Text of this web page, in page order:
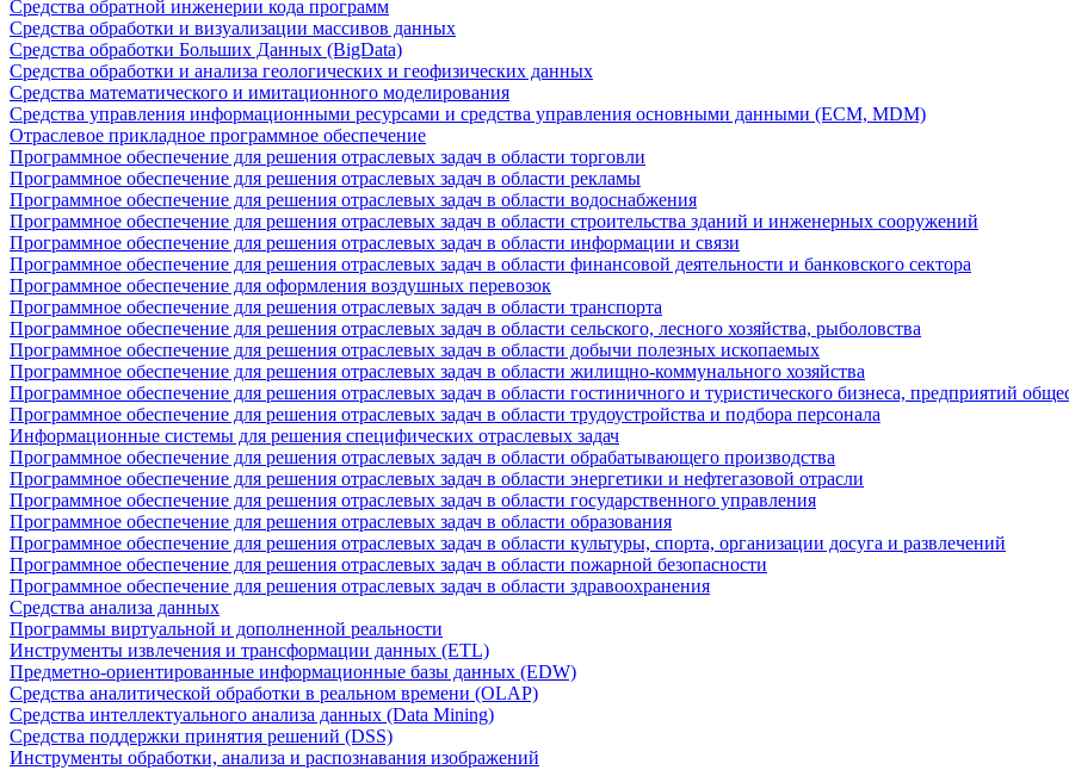
Средства обратной инженерии кода программ
Средства обработки и визуализации массивов данных
Средства обработки Больших Данных (BigData)
Средства обработки и анализа геологических и геофизических данных
Средства математического и имитационного моделирования
Средства управления информационными ресурсами и средства управления основными данными (ECM, MDM)
Отраслевое прикладное программное обеспечение
Программное обеспечение для решения отраслевых задач в области торговли
Программное обеспечение для решения отраслевых задач в области рекламы
Программное обеспечение для решения отраслевых задач в области водоснабжения
Программное обеспечение для решения отраслевых задач в области строительства зданий и инженерных сооружений
Программное обеспечение для решения отраслевых задач в области информации и связи
Программное обеспечение для решения отраслевых задач в области финансовой деятельности и банковского сектора
Программное обеспечение для оформления воздушных перевозок
Программное обеспечение для решения отраслевых задач в области транспорта
Программное обеспечение для решения отраслевых задач в области сельского, лесного хозяйства, рыболовства
Программное обеспечение для решения отраслевых задач в области добычи полезных ископаемых
Программное обеспечение для решения отраслевых задач в области жилищно-коммунального хозяйства
Программное обеспечение для решения отраслевых задач в области гостиничного и туристического бизнеса, предприятий
Программное обеспечение для решения отраслевых задач в области трудоустройства и подбора персонала
Информационные системы для решения специфических отраслевых задач
Программное обеспечение для решения отраслевых задач в области обрабатывающего производства
Программное обеспечение для решения отраслевых задач в области энергетики и нефтегазовой отрасли
Программное обеспечение для решения отраслевых задач в области государственного управления
Программное обеспечение для решения отраслевых задач в области образования
Программное обеспечение для решения отраслевых задач в области культуры, спорта, организации досуга и развлечений
Программное обеспечение для решения отраслевых задач в области пожарной безопасности
Программное обеспечение для решения отраслевых задач в области здравоохранения
Средства анализа данных
Программы виртуальной и дополненной реальности
Инструменты извлечения и трансформации данных (ETL)
Предметно-ориентированные информационные базы данных (EDW)
Средства аналитической обработки в реальном времени (OLAP)
Средства интеллектуального анализа данных (Data Mining)
Средства поддержки принятия решений (DSS)
Инструменты обработки, анализа и распознавания изображений